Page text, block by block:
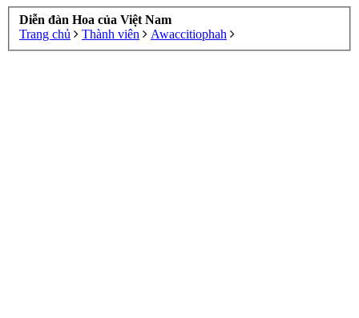
Diễn đàn Hoa của Việt Nam
Trang chủ
Thành viên Awaccitiophah